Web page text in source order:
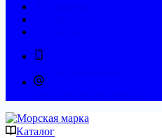
Каталог